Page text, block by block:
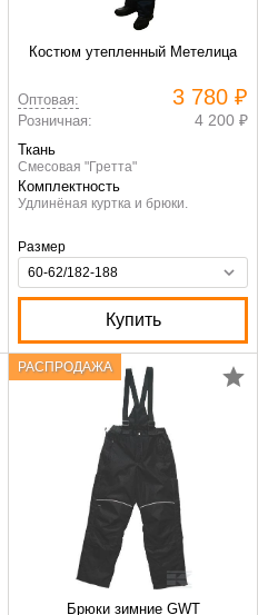
Костюм утепленный Метелица
Оптовая: 3 780 ₽
Розничная: 4 200 ₽
Ткань
Смесовая "Гретта"
Комплектность
Удлинёная куртка и брюки.
Размер
Купить
РАСПРОДАЖА
Брюки зимние GWT